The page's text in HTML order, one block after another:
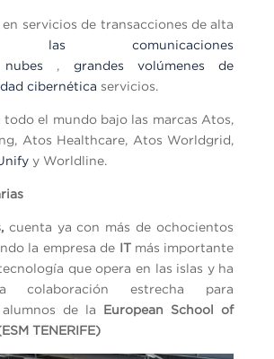
en servicios de transacciones de alta
las comunicaciones
nubes , grandes volúmenes de
cibernética servicios.
todo el mundo bajo las marcas Atos,
Atos Healthcare, Atos Worldgrid,
y Worldline.
cuenta ya con más de ochocientos
la empresa de ITmás importante
que opera en las islas y ha
colaboración estrecha para
de la European School of
TENERIFE)